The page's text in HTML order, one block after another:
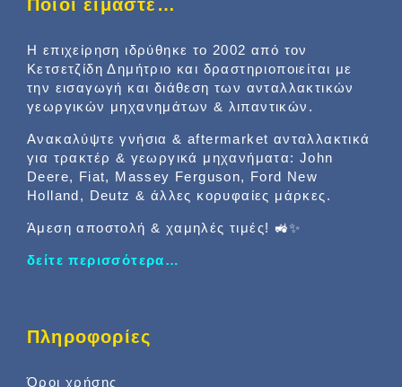
Ποιοι είμαστε…
Η επιχείρηση ιδρύθηκε το 2002 από τον
Κετσετζίδη Δημήτριο και δραστηριοποιείται με
την εισαγωγή και διάθεση των ανταλλακτικών
γεωργικών μηχανημάτων & λιπαντικών.
Ανακαλύψτε γνήσια & aftermarket ανταλλακτικά
για τρακτέρ & γεωργικά μηχανήματα: John
Deere, Fiat, Massey Ferguson, Ford New
Holland, Deutz & άλλες κορυφαίες μάρκες.
Άμεση αποστολή & χαμηλές τιμές! 🚜✨
δείτε περισσότερα…
Πληροφορίες
Όροι χρήσης